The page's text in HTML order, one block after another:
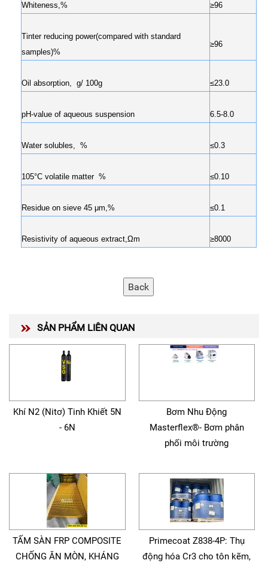
Whiteness,% ≥96
Tinter reducing power(compared with standard
samples)%
≥96
Oil absorption, g/ 100g ≤23.0
pH-value of aqueous suspension 6.5-8.0
Water solubles, % ≤0.3
105°C volatile matter % ≤0.10
Residue on sieve 45 μm,% ≤0.1
Resistivity of aqueous extract,Ωm ≥8000
SẢN PHẨM LIÊN QUAN
Khí N2 (Nitơ) Tinh Khiết 5N
- 6N
Bơm Nhu Động
Masterflex®- Bơm phân
phối môi trường
TẤM SÀN FRP COMPOSITE
CHỐNG ĂN MÒN, KHÁNG
Primecoat Z838-4P: Thụ
động hóa Cr3 cho tôn kẽm,